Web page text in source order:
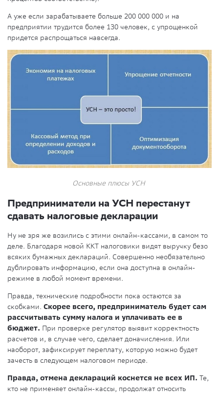
А уже если зарабатываете больше 200 000 000 и на
предприятии трудится более 130 человек, с упрощенкой
придется распрощаться навсегда.
Основные плюсы УСН
Предприниматели на УСН перестанут
сдавать налоговые декларации
Ну не зря же возились с этими онлайн-кассами, в самом то
деле. Благодаря новой ККТ налоговики видят выручку безо
всяких бумажных деклараций. Совершенно необязательно
дублировать информацию, если она доступна в онлайн-
режиме в любой момент времени.
Правда, технические подробности пока остаются за
скобками. Скорее всего, предприниматель будет сам
рассчитывать сумму налога и уплачивать ее в
бюджет. При проверке регулятор выявит корректность
расчетов и, в случае чего, сделает доначисления. Или
наоборот, зафиксирует переплату, которую можно будет
зачесть в следующем налоговом периоде.
Правда, отмена деклараций коснется не всех ИП. Те,
кто не применяет онлайн-кассы, продолжат относить